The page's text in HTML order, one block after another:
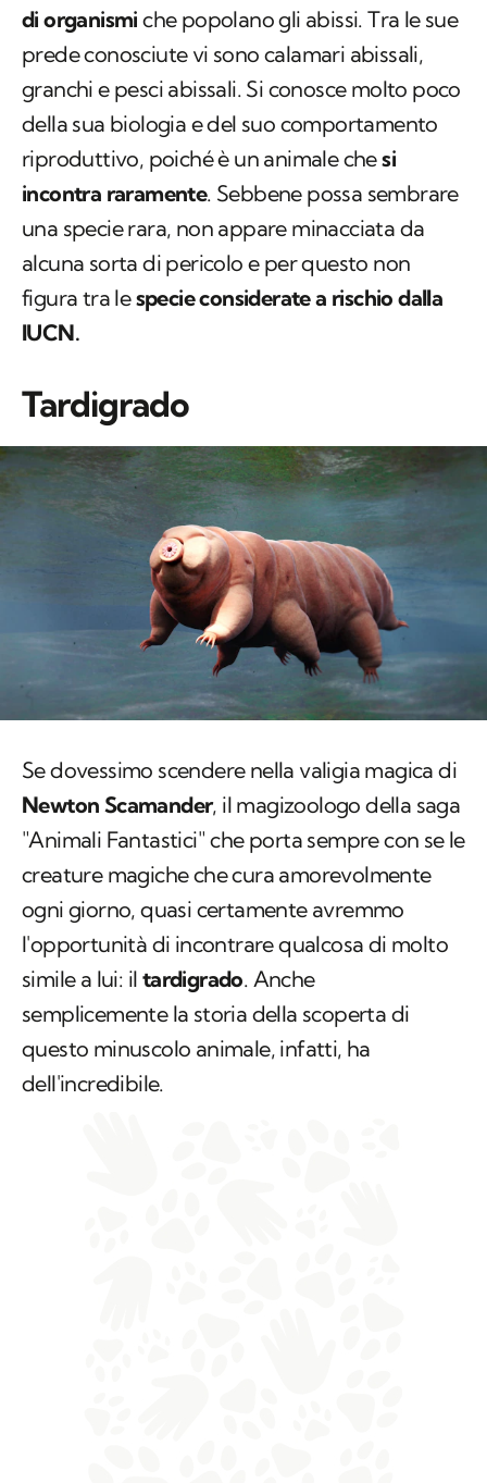
di organismi che popolano gli abissi. Tra le sue
prede conosciute vi sono calamari abissali,
granchi e pesci abissali. Si conosce molto poco
della sua biologia e del suo comportamento
riproduttivo, poiché è un animale chesi
incontra raramente. Sebbene possa sembrare
una specie rara, non appare minacciata da
alcuna sorta di pericolo e per questo non
figura tra lespecie considerate a rischio dalla
IUCN.
Tardigrado
Se dovessimo scendere nella valigia magica di
Newton Scamander, il magizoologo della saga
"Animali Fantastici" che porta sempre con se le
creature magiche che cura amorevolmente
ogni giorno, quasi certamente avremmo
l'opportunità di incontrare qualcosa di molto
simile a lui: il tardigrado. Anche
semplicemente la storia della scoperta di
questo minuscolo animale, infatti, ha
dell'incredibile.